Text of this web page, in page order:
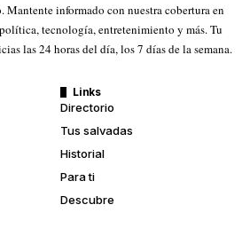
informado con nuestra cobertura en
tecnología, entretenimiento y más. Tu
las 24 horas del día, los 7 días de la semana.
Links
Directorio
Tus salvadas
Historial
Para ti
Descubre